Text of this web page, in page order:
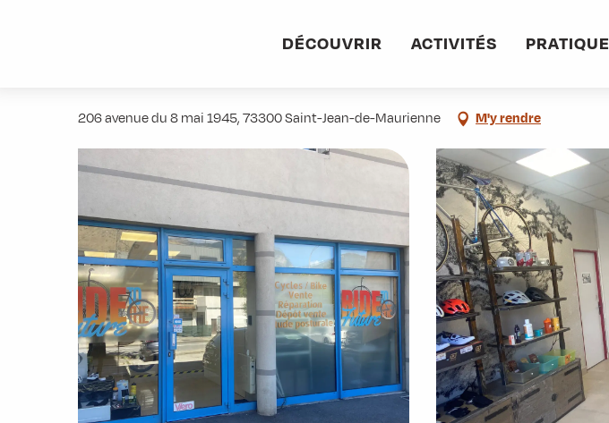
DÉCOUVRIR ACTIVITÉS PRATIQUE
206 avenue du 8 mai 1945, 73300 Saint-Jean-de-Maurienne M'y rendre